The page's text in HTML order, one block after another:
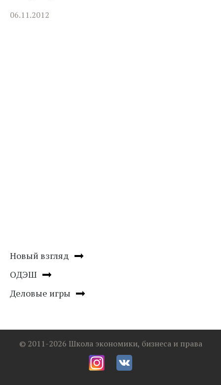
06.11.2012
Новый взгляд
ОДЭШ
Деловые игры
© 2011-2026 Школа экономики, бизнеса и права